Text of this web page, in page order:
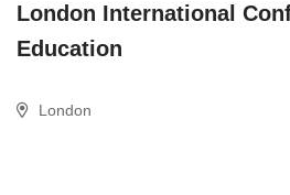
London International
Education
London